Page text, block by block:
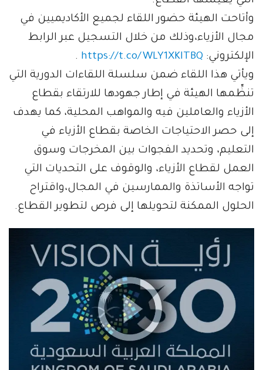
وأتاحت الهيئة حضور اللقاء لجميع الأكاديميين في
مجال الأزياء،وذلك من خلال التسجيل عبر الرابط
الإلكتروني: https://t.co/WLY1XKlTBQ
.
ويأتي هذا اللقاء ضمن سلسلة اللقاءات الدورية التي
تنظِّمها الهيئة في إطار جهودها للارتقاء بقطاع
الأزياء والعاملين فيه والمواهب المحلية، كما يهدف
إلى حصر الاحتياجات الخاصة بقطاع الأزياء في
التعليم، وتحديد الفجوات بين المخرجات وسوق
العمل لقطاع الأزياء، والوقوف على التحديات التي
تواجه الأساتذة والممارسين في المجال،واقتراح
الحلول الممكنة لتحويلها إلى فرص لتطوير القطاع.